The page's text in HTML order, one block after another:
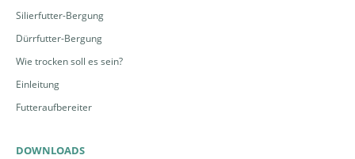
Silierfutter-Bergung
Dürrfutter-Bergung
Wie trocken soll es sein?
Einleitung
Futteraufbereiter
DOWNLOADS